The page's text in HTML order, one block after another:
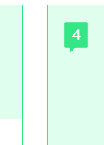
4